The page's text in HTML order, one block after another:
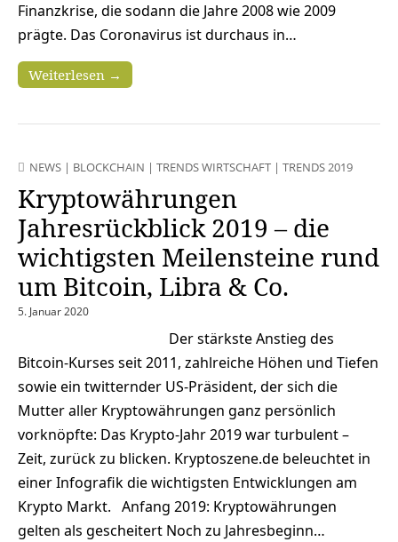
Finanzkrise, die sodann die Jahre 2008 wie 2009
prägte. Das Coronavirus ist durchaus in…
Weiterlesen →
NEWS | BLOCKCHAIN | TRENDS WIRTSCHAFT | TRENDS 2019
Kryptowährungen
Jahresrückblick 2019 – die
wichtigsten Meilensteine rund
um Bitcoin, Libra & Co.
5. Januar 2020
Der stärkste Anstieg des
Bitcoin-Kurses seit 2011, zahlreiche Höhen und Tiefen
sowie ein twitternder US-Präsident, der sich die
Mutter aller Kryptowährungen ganz persönlich
vorknöpfte: Das Krypto-Jahr 2019 war turbulent –
Zeit, zurück zu blicken. Kryptoszene.de beleuchtet in
einer Infografik die wichtigsten Entwicklungen am
Krypto Markt. Anfang 2019: Kryptowährungen
gelten als gescheitert Noch zu Jahresbeginn…